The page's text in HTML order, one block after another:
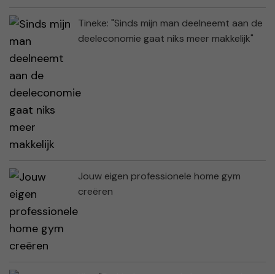
Tineke: "Sinds mijn man deelneemt aan de
deeleconomie gaat niks meer makkelijk"
Jouw eigen professionele home gym
creëren